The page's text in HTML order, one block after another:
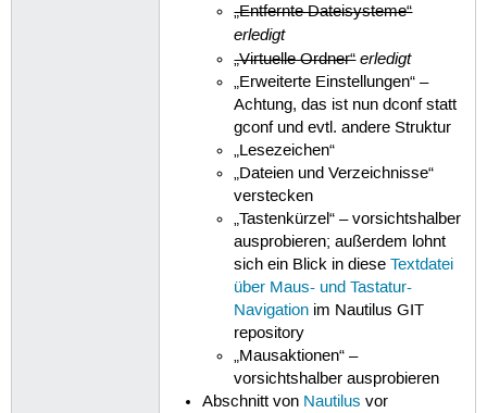
„Entfernte Dateisysteme“
erledigt
„Virtuelle Ordner“ erledigt
„Erweiterte Einstellungen“ –
Achtung, das ist nun dconf statt
gconf und evtl. andere Struktur
„Lesezeichen“
„Dateien und Verzeichnisse“
verstecken
„Tastenkürzel“ – vorsichtshalber
ausprobieren; außerdem lohnt
sich ein Blick in dieseTextdatei
über Maus- und Tastatur-
Navigation im Nautilus GIT
repository
„Mausaktionen“ –
vorsichtshalber ausprobieren
Abschnitt von Nautilus vor